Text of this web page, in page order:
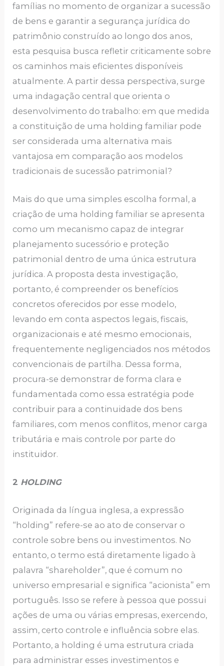
famílias no momento de organizar a sucessão
de bens e garantir a segurança jurídica do
patrimônio construído ao longo dos anos,
esta pesquisa busca refletir criticamente sobre
os caminhos mais eficientes disponíveis
atualmente. A partir dessa perspectiva, surge
uma indagação central que orienta o
desenvolvimento do trabalho: em que medida
a constituição de uma holding familiar pode
ser considerada uma alternativa mais
vantajosa em comparação aos modelos
tradicionais de sucessão patrimonial?
Mais do que uma simples escolha formal, a
criação de uma holding familiar se apresenta
como um mecanismo capaz de integrar
planejamento sucessório e proteção
patrimonial dentro de uma única estrutura
jurídica. A proposta desta investigação,
portanto, é compreender os benefícios
concretos oferecidos por esse modelo,
levando em conta aspectos legais, fiscais,
organizacionais e até mesmo emocionais,
frequentemente negligenciados nos métodos
convencionais de partilha. Dessa forma,
procura-se demonstrar de forma clara e
fundamentada como essa estratégia pode
contribuir para a continuidade dos bens
familiares, com menos conflitos, menor carga
tributária e mais controle por parte do
instituidor.
2 HOLDING
Originada da língua inglesa, a expressão
“holding” refere-se ao ato de conservar o
controle sobre bens ou investimentos. No
entanto, o termo está diretamente ligado à
palavra “shareholder”, que é comum no
universo empresarial e significa “acionista” em
português. Isso se refere à pessoa que possui
ações de uma ou várias empresas, exercendo,
assim, certo controle e influência sobre elas.
Portanto, a holding é uma estrutura criada
para administrar esses investimentos e